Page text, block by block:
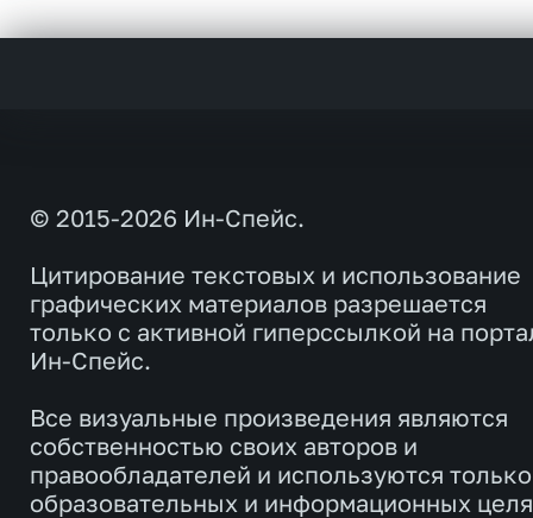
© 2015-2026 Ин-Спейс.
Цитирование текстовых и использование
графических материалов разрешается
только с активной гиперссылкой на
Ин-Спейс.
Все визуальные произведения являются
собственностью своих авторов и
правообладателей и используются
образовательных и информационных